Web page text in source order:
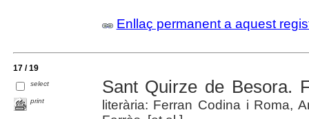
Enllaç permanent a aquest
17 / 19
select
print
Sant Quirze de Besora.
literària: Ferran Codina i Roma,